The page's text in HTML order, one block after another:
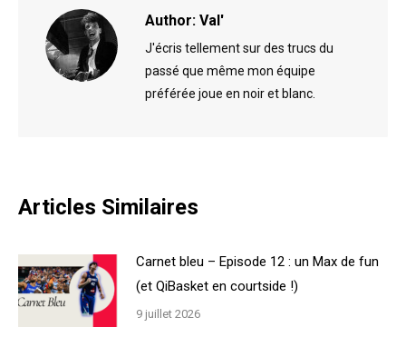
Author: Val'
J'écris tellement sur des trucs du
passé que même mon équipe
préférée joue en noir et blanc.
Articles Similaires
Carnet bleu – Episode 12 : un Max de fun
(et QiBasket en courtside !)
9 juillet 2026